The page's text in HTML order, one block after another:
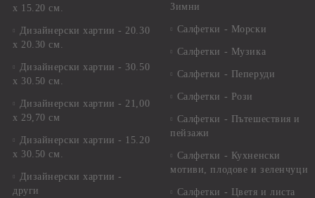
х 15.20 см.
Дизайнерски хартии - 20.30
х 20.30 см.
Дизайнерски хартии - 30.50
х 30.50 см.
Дизайнерски хартии - 21,00
х 29,70 см
Дизайнерски хартии - 15.20
x 30.50 см.
Дизайнерски хартии -
други
Зимни
Салфетки - Морски
Салфетки - Музика
Салфетки - Пеперуди
Салфетки - Рози
Салфетки - Пътешествия и
пейзажи
Салфетки - Кухненски
мотиви, плодове и зеленчуци
Салфетки - Цветя и листа